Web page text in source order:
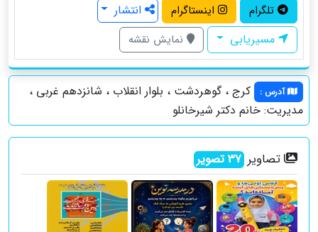
تلگرام
اینستاگرام
انتشار
مسیریابی
نمایش نقشه
آدرس :
کرج ، گوهردشت ، بلوار انقلاب ، شانزدهم غربی ،
مدیریت: خانم دکتر شیرخانلو
تصاویر 37تصویر